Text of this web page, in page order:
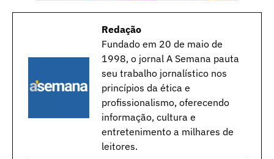
Redação
Fundado em 20 de maio de
1998, o jornal A Semana pauta
seu trabalho jornalístico nos
princípios da ética e
profissionalismo, oferecendo
informação, cultura e
entretenimento a milhares de
leitores.